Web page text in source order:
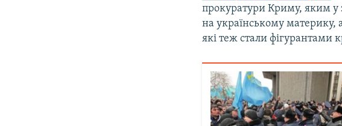
прокуратури Криму, яким у
на українському материку,
які теж стали фігурантами